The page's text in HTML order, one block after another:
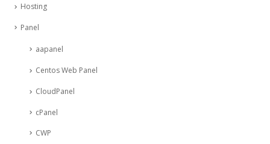
Hosting
Panel
aapanel
Centos Web Panel
CloudPanel
cPanel
CWP